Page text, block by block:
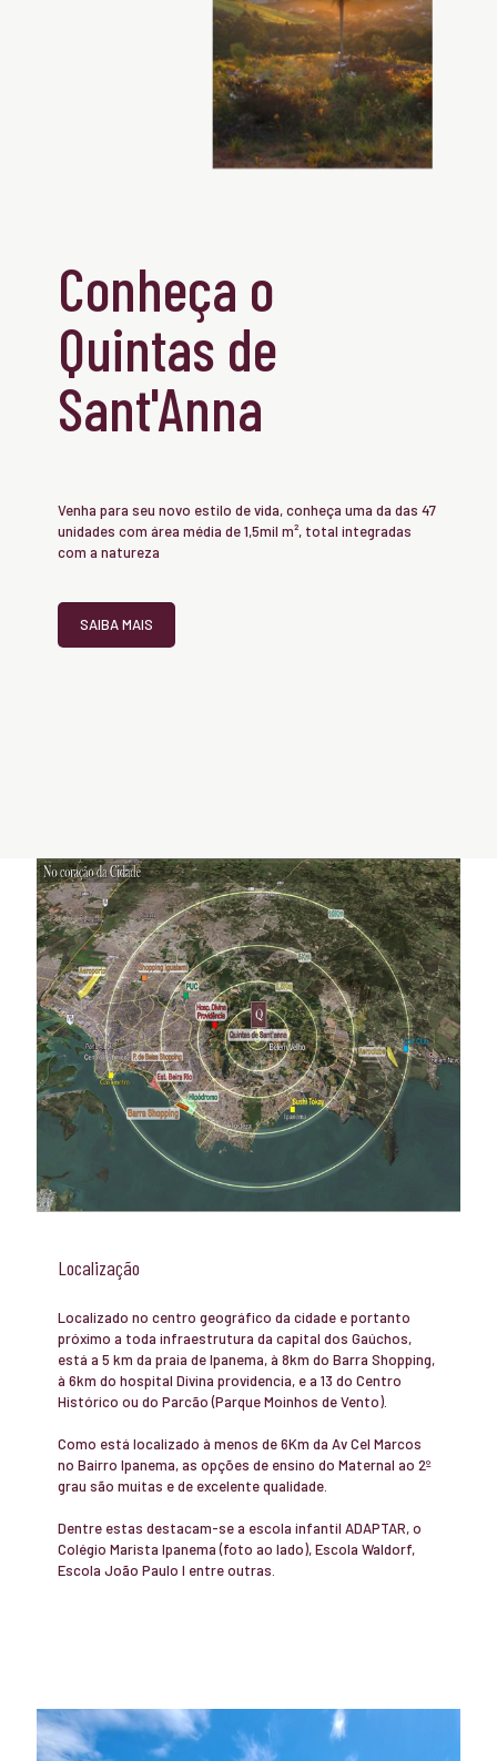
Conheça o
Quintas de
Sant'Anna
Venha para seu novo estilo de vida, conheça uma da das 47
unidades com área média de 1,5mil m², total integradas
com a natureza
SAIBA MAIS
Localização
Localizado no centro geográfico da cidade e portanto
próximo a toda infraestrutura da capital dos Gaúchos,
está a 5 km da praia de Ipanema, à 8km do Barra Shopping,
à 6km do hospital Divina providencia, e a 13 do Centro
Histórico ou do Parcão (Parque Moinhos de Vento).
Como está localizado à menos de 6Km da Av Cel Marcos
no Bairro Ipanema, as opções de ensino do Maternal ao 2º
grau são muitas e de excelente qualidade.
Dentre estas destacam-se a escola infantil ADAPTAR, o
Colégio Marista Ipanema (foto ao lado), Escola Waldorf,
Escola João Paulo I entre outras.